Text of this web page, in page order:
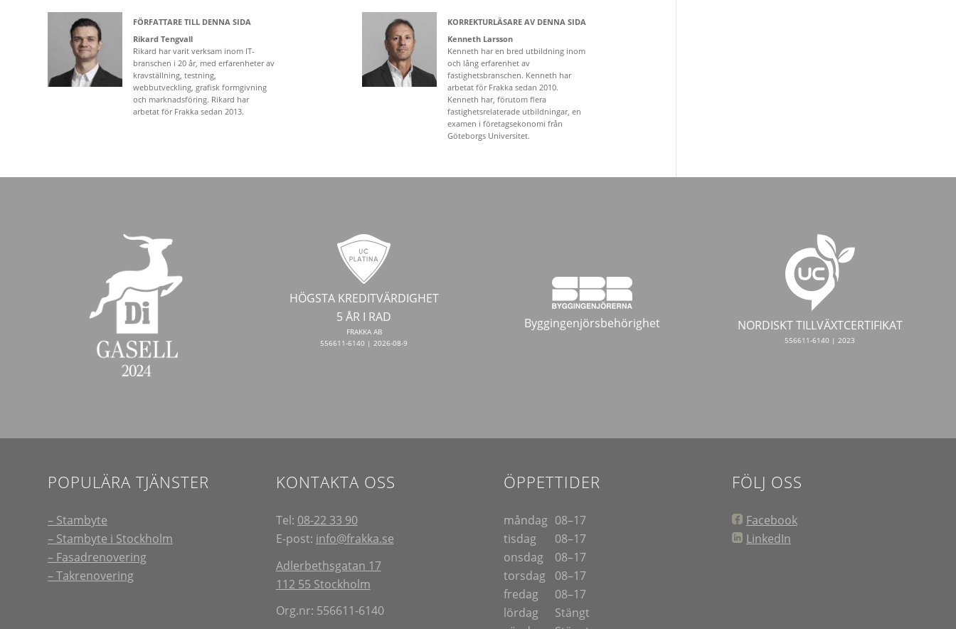
FÖRFATTARE TILL DENNA SIDA
Rikard Tengvall
Rikard har varit verksam inom IT-
branschen i 20 år, med erfarenheter av
kravställning, testning,
webbutveckling, grafisk formgivning
och marknadsföring. Rikard har
arbetat för Frakka sedan 2013.
KORREKTURLÄSARE AV DENNA SIDA
Kenneth Larsson
Kenneth har en bred utbildning inom
och lång erfarenhet av
fastighetsbranschen. Kenneth har
arbetat för Frakka sedan 2010.
Kenneth har, förutom flera
fastighetsrelaterade utbildningar, en
examen i företagsekonomi från
Göteborgs Universitet.
HÖGSTA KREDITVÄRDIGHET
5 ÅR I RAD
FRAKKA AB
556611-6140 | 2026-08-9
Byggingenjörsbehörighet NORDISKT TILLVÄXTCERTIFIKAT
556611-6140 | 2023
POPULÄRA TJÄNSTER
– Stambyte
– Stambyte i Stockholm
– Fasadrenovering
– Takrenovering
KONTAKTA OSS
Tel: 08-22 33 90
E-post: info@frakka.se
Adlerbethsgatan 17
112 55 Stockholm
Org.nr: 556611-6140
ÖPPETTIDER
måndag
tisdag
onsdag
torsdag
fredag
lördag
08–17
08–17
08–17
08–17
08–17
Stängt
FÖLJ OSS
Facebook
LinkedIn